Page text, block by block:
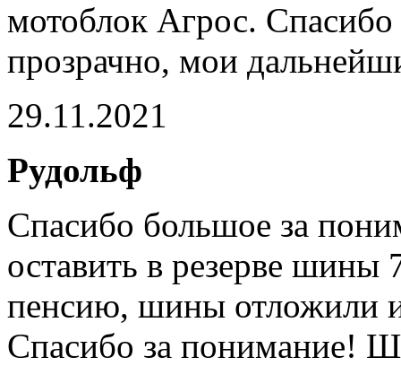
мотоблок Агрос.
прозрачно, мои
29.11.2021
Рудольф
Спасибо большое за
оставить в резерве шины
пенсию, шины отложили
Спасибо за понимание!